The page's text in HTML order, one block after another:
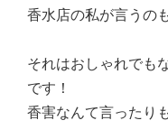
香水店の私が言うの
それはおしゃれでも
です！
香害なんて言ったり